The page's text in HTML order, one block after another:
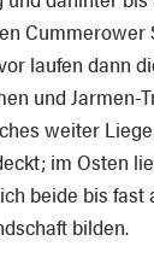
Cummerower
laufen dann
und Jarmen-
weiter
im Osten
beide bis fast
bilden.